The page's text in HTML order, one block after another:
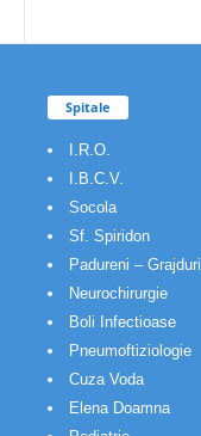
Spitale
I.R.O.
I.B.C.V.
Socola
Sf. Spiridon
Padureni – Grajduri
Neurochirurgie
Boli Infectioase
Pneumoftiziologie
Cuza Voda
Elena Doamna